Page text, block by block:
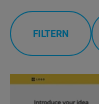
FILTERN